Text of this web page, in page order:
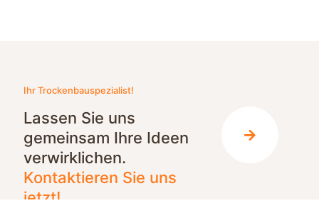
Ihr Trockenbauspezialist!
Lassen Sie uns
gemeinsam Ihre Ideen
verwirklichen.
Kontaktieren Sie uns
jetzt!